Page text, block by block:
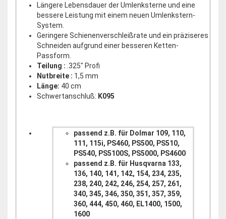
Längere Lebensdauer der Umlenksterne und eine
bessere Leistung mit einem neuen Umlenkstern-
System.
Geringere Schienenverschleißrate und ein präziseres
Schneiden aufgrund einer besseren Ketten-
Passform.
Teilung : .325" Profi
Nutbreite : 1,5 mm
Länge: 40 cm
Schwertanschluß: K095
passend z.B. für Dolmar 109, 110,
111, 115i, PS460, PS500, PS510,
PS540, PS5100S, PS5000, PS4600
passend z.B. für Husqvarna 133,
136, 140, 141, 142, 154, 234, 235,
238, 240, 242, 246, 254, 257, 261,
340, 345, 346, 350, 351, 357, 359,
360, 444, 450, 460, EL1400, 1500,
1600